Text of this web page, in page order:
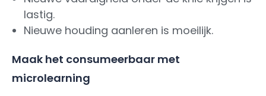
lastig.
Nieuwe houding aanleren is moeilijk.
Maak het consumeerbaar met
microlearning